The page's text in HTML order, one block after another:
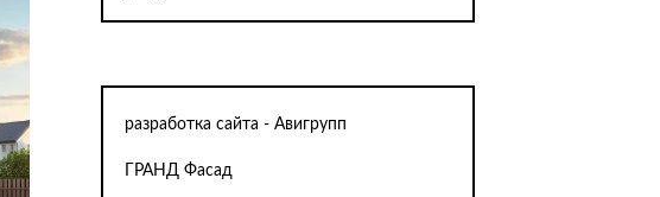
разработка сайта - Авигрупп
ГРАНД Фасад